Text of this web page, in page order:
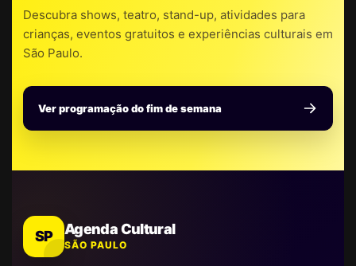
Descubra shows, teatro, stand-up, atividades para
crianças, eventos gratuitos e experiências culturais em
São Paulo.
Ver programação do fim de semana
SP Agenda Cultural
SÃO PAULO